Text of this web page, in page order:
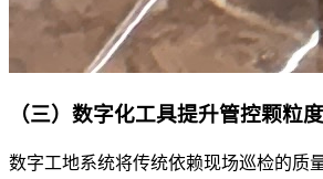
（三）数字化工具提升管控颗粒度
数字工地系统将传统依赖现场巡检的质